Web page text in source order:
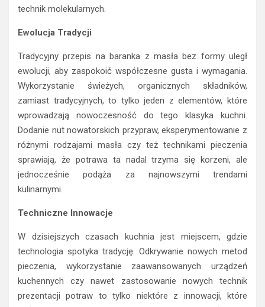
technik molekularnych.
Ewolucja Tradycji
Tradycyjny przepis na baranka z masła bez formy uległ
ewolucji, aby zaspokoić współczesne gusta i wymagania.
Wykorzystanie świeżych, organicznych składników,
zamiast tradycyjnych, to tylko jeden z elementów, które
wprowadzają nowoczesność do tego klasyka kuchni.
Dodanie nut nowatorskich przypraw, eksperymentowanie z
różnymi rodzajami masła czy też technikami pieczenia
sprawiają, że potrawa ta nadal trzyma się korzeni, ale
jednocześnie podąża za najnowszymi trendami
kulinarnymi.
Techniczne Innowacje
W dzisiejszych czasach kuchnia jest miejscem, gdzie
technologia spotyka tradycję. Odkrywanie nowych metod
pieczenia, wykorzystanie zaawansowanych urządzeń
kuchennych czy nawet zastosowanie nowych technik
prezentacji potraw to tylko niektóre z innowacji, które